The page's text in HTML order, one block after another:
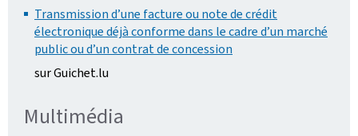
Transmission d’une facture ou note de crédit
électronique déjà conforme dans le cadre d’un marché
public ou d’un contrat de concession
sur Guichet.lu
Multimédia